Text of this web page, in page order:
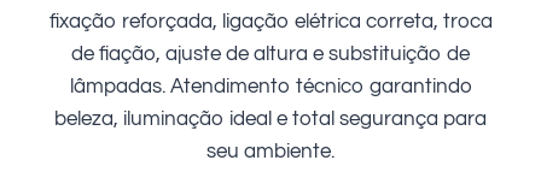
fixação reforçada, ligação elétrica correta, troca
de fiação, ajuste de altura e substituição de
lâmpadas. Atendimento técnico garantindo
beleza, iluminação ideal e total segurança para
seu ambiente.